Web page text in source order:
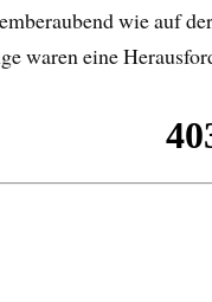
wie auf
waren eine